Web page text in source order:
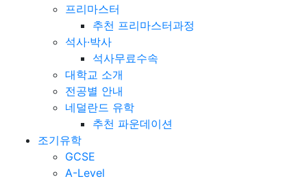
프리마스터
추천 프리마스터과정
석사·박사
석사무료수속
대학교 소개
전공별 안내
네덜란드 유학
추천 파운데이션
조기유학
GCSE
A-Level